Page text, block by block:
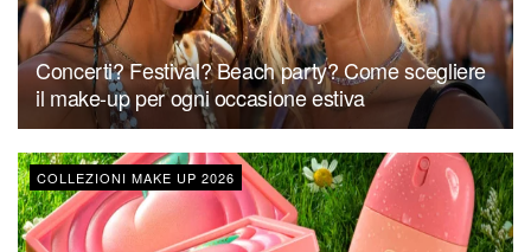
Concerti? Festival? Beach party? Come scegliere
il make-up per ogni occasione estiva
COLLEZIONI MAKE UP 2026